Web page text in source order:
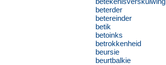
beterder
betereinder
betik
betoinks
betrokkenheid
beursie
beurtbalkie